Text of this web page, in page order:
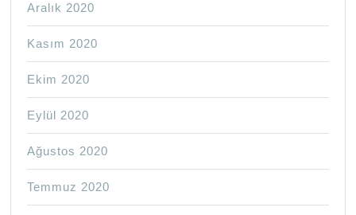
Aralık 2020
Kasım 2020
Ekim 2020
Eylül 2020
Ağustos 2020
Temmuz 2020